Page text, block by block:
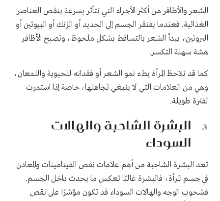
الشعر والأظافر من أكثر الأجزاء التي تتأثر بسرعة بنقص العناصر
الغذائية. فعندما يفتقر الجسم إلى الحديد أو الزنك أو البيوتين أو
البروتين، يبدأ الشعر بالتساقط بشكل ملحوظ، وتصبح الأظافر
هشة سهلة التكسر.
كما قد تلاحظ المرأة بطء نمو الشعر أو فقدانه للحيوية واللمعان،
وهي من العلامات التي لا ينبغي تجاهلها، خاصة إذا استمرت
لفترة طويلة.
البشرة الشاحبة والهالات
السوداء
تعد البشرة الشاحبة من أهم علامات نقص الفيتامينات والمعادن
في جسم المرأة، فالبشرة غالبًا تعكس ما يحدث داخل الجسم.
فشحوب الوجه والهالات السوداء قد تكون مؤشرًا على نقص